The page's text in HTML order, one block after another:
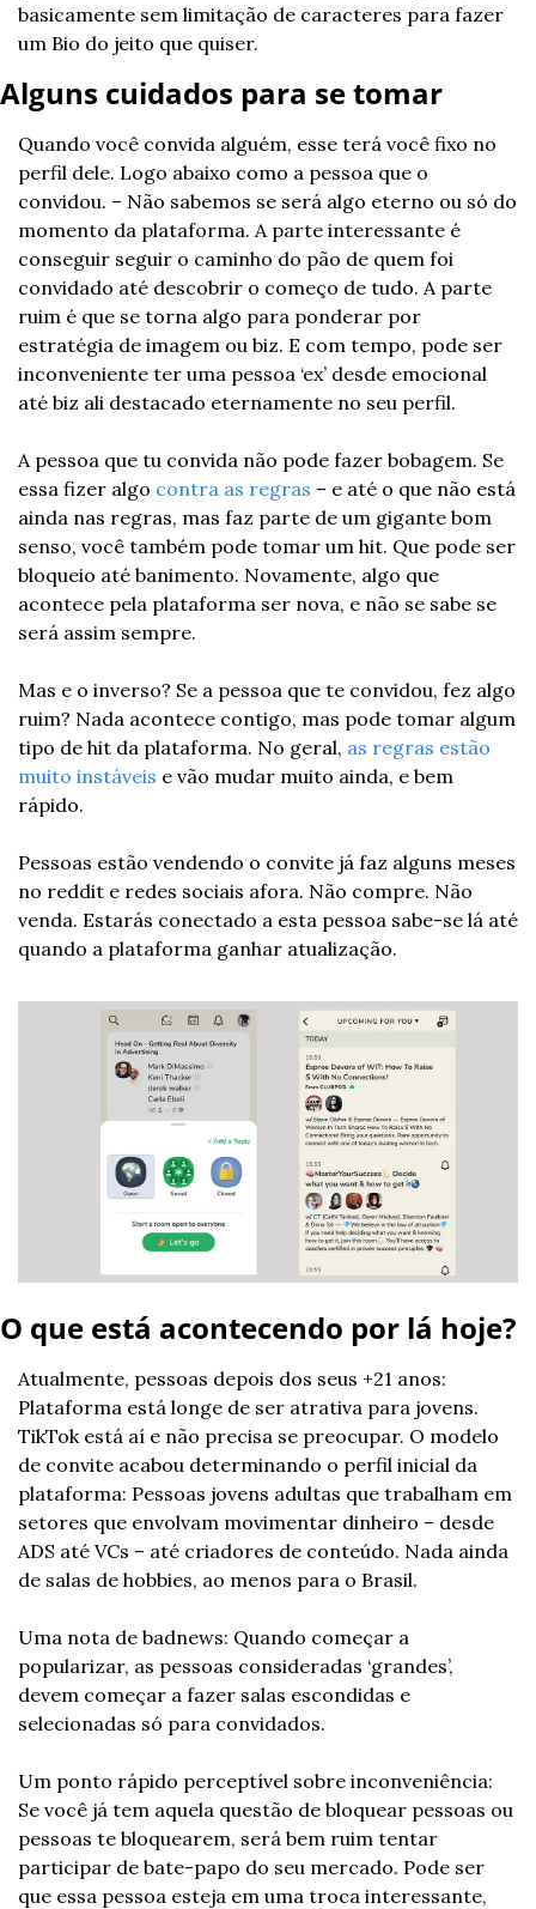
basicamente sem limitação de caracteres para fazer
um Bio do jeito que quiser.
Alguns cuidados para se tomar
Quando você convida alguém, esse terá você fixo no
perfil dele. Logo abaixo como a pessoa que o
convidou. – Não sabemos se será algo eterno ou só do
momento da plataforma. A parte interessante é
conseguir seguir o caminho do pão de quem foi
convidado até descobrir o começo de tudo. A parte
ruim é que se torna algo para ponderar por
estratégia de imagem ou biz. E com tempo, pode ser
inconveniente ter uma pessoa ‘ex’ desde emocional
até biz ali destacado eternamente no seu perfil.
A pessoa que tu convida não pode fazer bobagem. Se
essa fizer algo contra as regras – e até o que não está
ainda nas regras, mas faz parte de um gigante bom
senso, você também pode tomar um hit. Que pode ser
bloqueio até banimento. Novamente, algo que
acontece pela plataforma ser nova, e não se sabe se
será assim sempre.
Mas e o inverso? Se a pessoa que te convidou, fez algo
ruim? Nada acontece contigo, mas pode tomar algum
tipo de hit da plataforma. No geral, as regras estão
muito instáveis e vão mudar muito ainda, e bem
rápido.
Pessoas estão vendendo o convite já faz alguns meses
no reddit e redes sociais afora. Não compre. Não
venda. Estarás conectado a esta pessoa sabe-se lá até
quando a plataforma ganhar atualização.
O que está acontecendo por lá hoje?
Atualmente, pessoas depois dos seus +21 anos:
Plataforma está longe de ser atrativa para jovens.
TikTok está aí e não precisa se preocupar. O modelo
de convite acabou determinando o perfil inicial da
plataforma: Pessoas jovens adultas que trabalham em
setores que envolvam movimentar dinheiro – desde
ADS até VCs – até criadores de conteúdo. Nada ainda
de salas de hobbies, ao menos para o Brasil.
Uma nota de badnews: Quando começar a
popularizar, as pessoas consideradas ‘grandes’,
devem começar a fazer salas escondidas e
selecionadas só para convidados.
Um ponto rápido perceptível sobre inconveniência:
Se você já tem aquela questão de bloquear pessoas ou
pessoas te bloquearem, será bem ruim tentar
participar de bate-papo do seu mercado. Pode ser
que essa pessoa esteja em uma troca interessante,